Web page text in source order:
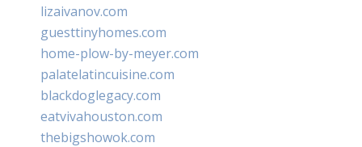
lizaivanov.com
guesttinyhomes.com
home-plow-by-meyer.com
palatelatincuisine.com
blackdoglegacy.com
eatvivahouston.com
thebigshowok.com